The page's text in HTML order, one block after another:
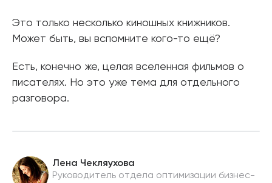
Это только несколько киношных книжников.
Может быть, вы вспомните кого-то ещё?
Есть, конечно же, целая вселенная фильмов о
писателях. Но это уже тема для отдельного
разговора.
Лена Чекляухова
Руководитель отдела оптимизации бизнес-